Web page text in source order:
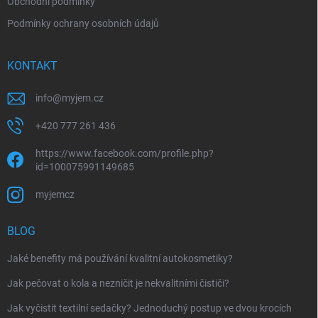
Podmínky ochrany osobních údajů
KONTAKT
info@myjem.cz
+420 777 261 436
https://www.facebook.com/profile.php?
id=100075991149685
myjemcz
BLOG
Jaké benefity má používání kvalitní autokosmetiky?
Jak pečovat o kola a nezničit je nekvalitními čističi?
Jak vyčistit textilní sedačky? Jednoduchý postup ve dvou krocích